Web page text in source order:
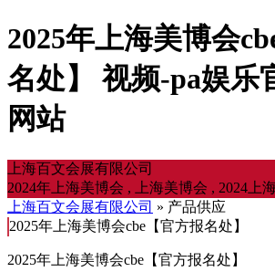
2025年上海美博会
名处】 视频-pa娱乐
网站
上海百文会展有限公司
2024年上海美博会 , 上海美博会 , 2024上
上海百文会展有限公司 » 产品供应
2025年上海美博会cbe【官方报名处】
2025年上海美博会cbe【官方报名处】